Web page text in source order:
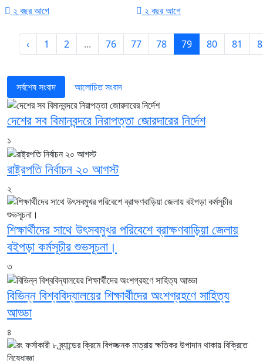
২ বছর আগে ২ বছর আগে
‹ 1 2 ... 76 77 78 79 80 81
সর্বশেষ সংবাদ আলোচিত সংবাদ
দেশের সব বিমানবন্দরে নিরাপত্তা জোরদারের নির্দেশ
১
রাষ্ট্রপতি নির্বাচন ২০ আগস্ট
২
শিক্ষার্থীদের সাথে উৎসবমুখর পরিবেশে ব্রাক্ষণবাড়িয়া জেলায়
বইপড়া কর্মসূচীর শুভসূচনা।
৩
বিভিন্ন বিশ্ববিদ্যালয়ের শিক্ষার্থীদের অংশগ্রহণে সাহিত্য
আড্ডা
৪